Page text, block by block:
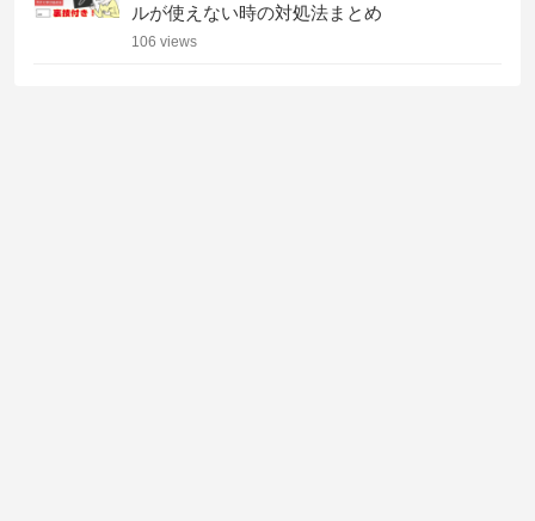
ルが使えない時の対処法まとめ
106 views